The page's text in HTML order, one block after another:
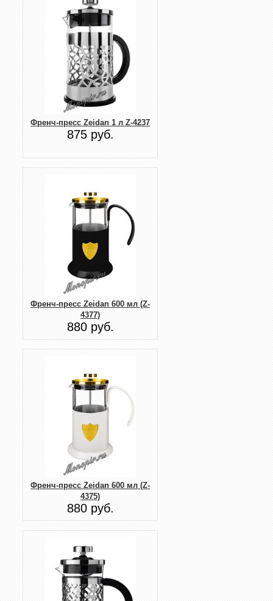
Френч-пресс Zeidan 1 л Z-4237
875 руб.
Френч-пресс Zeidan 600 мл (Z-
4377)
880 руб.
Френч-пресс Zeidan 600 мл (Z-
4375)
880 руб.